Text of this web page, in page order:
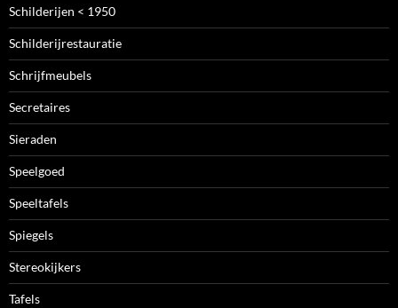
Schilderijen < 1950
Schilderijrestauratie
Schrijfmeubels
Secretaires
Sieraden
Speelgoed
Speeltafels
Spiegels
Stereokijkers
Tafels